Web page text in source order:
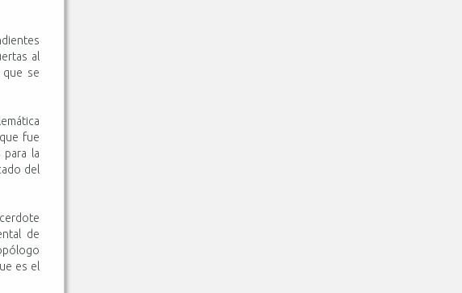
al
se
fue
para la
del
de
es el